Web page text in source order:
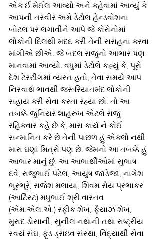
એક ઈ મેઈલ આવ્યો અને કહેવામાં આવ્યું કે
આપની તસ્વીર અમે ડેટોલ હેન્ડવોશના
બોટલ પર લગાવીને આપે જે કોરોનોમાં
લોકોની દિલથી મદદ કરી તેની સરાહના કરવા
માંગીએ છીએ. જે બદલ રાજુનો આભાર પણ
માનવામાં આવ્યો. વધુમાં ડેટોલે કહ્યું કે, પૂરો
દેશ ટેસ્ટીગમાં વ્યસ્ત હતો, તેવા સમયે આપ
નિસ્વાર્થ ભાવથી જરૂરિયાતમંદ લોકોની
સહાય કરી સેવા કરતા રહ્યા છો. તો આ
તબક્કે જુનિયર શાહરુખ એટલે રાજુ
રહિકવાર કહે છે કે, મારા કાર્ય ને કોઈ
સન્માનિત કરે છે તેની પાછળ હું એકલો નથી
મારા ઘણાં મિત્રો પણ છે. જેમનો આ તબક્કે હું
આભાર માનું છું. આ આભાર્થીઓમાં સુભાષ
દવે, રાજુભાઈ પટેલ, આયુષ જાડેજા, નાગેશ
ભૂરભૂરે, રાજેશ મલાયા, શિવમ રોય પ્રભાકર
(આર્ટિસ્ટ) મધુભાઈ શ્રી વાસ્તવ
(એમ.એલ.એ.) રફીક શેખ, ફૈયાઝ શેખ,
મુરાદ ડોસાની, સુનીલ નથાની તથા રાષ્ટ્રીય
સ્વયં સંઘ, ફૂડ ડ્રાઇવ સંસ્થા, વિદ્યાર્થી સેવા